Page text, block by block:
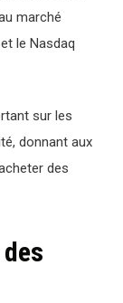
marché
le Nasdaq
sur les
donnant aux
des